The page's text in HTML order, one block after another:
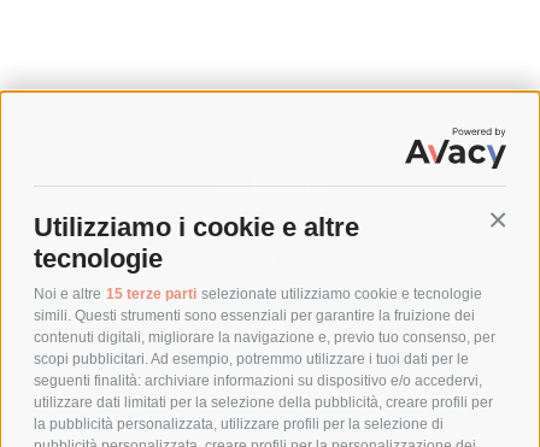
Utilizziamo i cookie e altre
tecnologie
Noi e altre 15 terze parti selezionate utilizziamo cookie e tecnologie
simili. Questi strumenti sono essenziali per garantire la fruizione dei
contenuti digitali, migliorare la navigazione e, previo tuo consenso, per
scopi pubblicitari. Ad esempio, potremmo utilizzare i tuoi dati per le
seguenti finalità: archiviare informazioni su dispositivo e/o accedervi,
utilizzare dati limitati per la selezione della pubblicità, creare profili per
la pubblicità personalizzata, utilizzare profili per la selezione di
SPEDIZIONI
COSTI DI SPEDIZIONE
POLITICA DI RESO
POLICY
PRIVACY POLICY